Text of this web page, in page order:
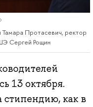
Протасевич, ректор
Сергей Рощин
13 октября.
стипендию, как в